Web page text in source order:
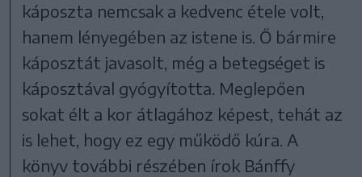
káposzta nemcsak a kedvenc étele volt,
hanem lényegében az istene is. Ő bármire
káposztát javasolt, még a betegséget is
káposztával gyógyította. Meglepően
sokat élt a kor átlagához képest, tehát az
is lehet, hogy ez egy működő kúra. A
könyv további részében írok Bánffy